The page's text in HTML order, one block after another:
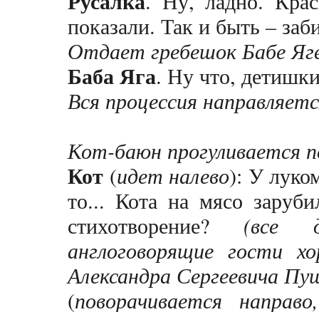
показали. Так и быть –
Отдает гребешок Бабе
Баба Яга. Ну что,
Вся процессия
Кот-баюн прогуливается
Кот (идет налево): У
то... Кота на мясо
стихотворение? (все
англоговорящие гости
Александра Сергеевича
(поворачивается